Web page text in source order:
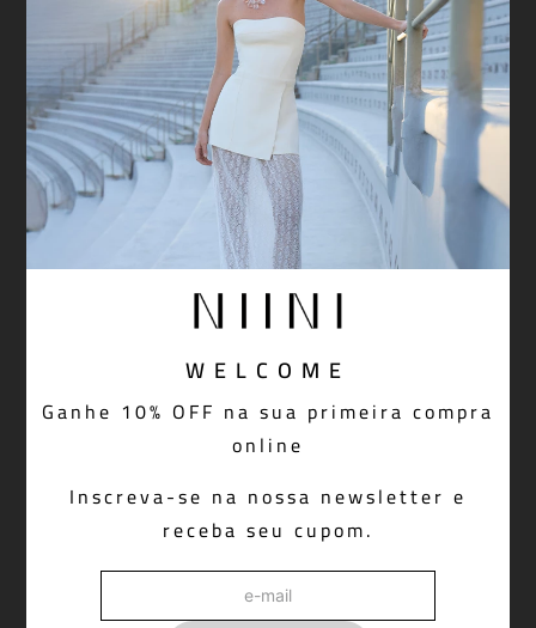
WELCOME
Ganhe 10% OFF na sua primeira compra
online
Inscreva-se na nossa newsletter e
receba seu cupom.
Calça Jogger Essential Brandy
R$ 1.298,00